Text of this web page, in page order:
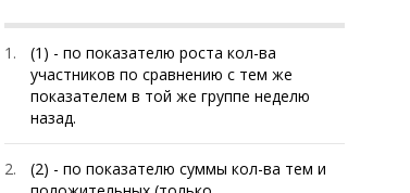
1.
(1) - по показателю роста кол-ва
участников по сравнению с тем же
показателем в той же группе неделю
назад.
2.
(2) - по показателю суммы кол-ва тем и